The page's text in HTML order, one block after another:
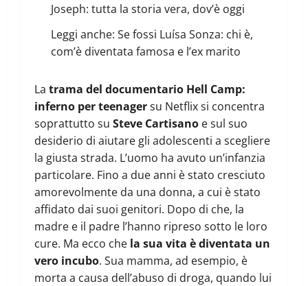
Joseph: tutta la storia vera, dov’è oggi
Leggi anche: Se fossi Luísa Sonza: chi è,
com’è diventata famosa e l’ex marito
La trama del documentario Hell Camp:
inferno per teenagersu Netflix si concentra
soprattutto su Steve Cartisano e sul suo
desiderio di aiutare gli adolescenti a scegliere
la giusta strada. L’uomo ha avuto un’infanzia
particolare. Fino a due anni è stato cresciuto
amorevolmente da una donna, a cui è stato
affidato dai suoi genitori. Dopo di che, la
madre e il padre l’hanno ripreso sotto le loro
cure. Ma ecco che la sua vita è diventata un
vero incubo. Sua mamma, ad esempio, è
morta a causa dell’abuso di droga, quando lui